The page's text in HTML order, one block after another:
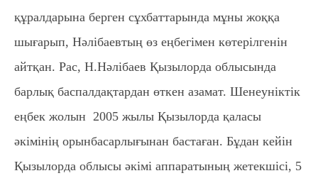
құралдарына берген сұхбаттарында мұны жоққа
шығарып, Нәлібаевтың өз еңбегімен көтерілгенін
айтқан. Рас, Н.Нәлібаев Қызылорда облысында
барлық баспалдақтардан өткен азамат. Шенеуніктік
еңбек жолын 2005 жылы Қызылорда қаласы
әкімінің орынбасарлығынан бастаған. Бұдан кейін
Қызылорда облысы әкімі аппаратының жетекшісі, 5